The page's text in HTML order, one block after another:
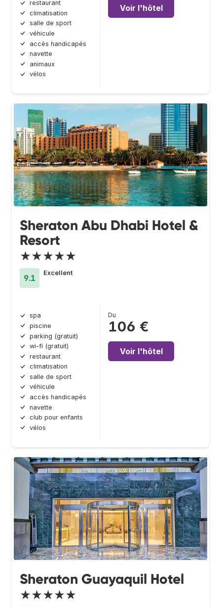
restaurant
climatisation
salle de sport
véhicule
accès handicapés
navette
animaux
vélos
Voir l'hôtel
Sheraton Abu Dhabi Hotel &
Resort
★★★★★
9.1
Excellent
spa
piscine
parking (gratuit)
wi-fi (gratuit)
restaurant
climatisation
salle de sport
véhicule
accès handicapés
navette
club pour enfants
vélos
Du
106 €
Voir l'hôtel
Sheraton Guayaquil Hotel
★★★★★